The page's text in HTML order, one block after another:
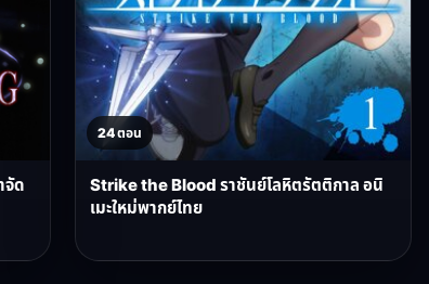
จัด
24 ตอน
Strike the Blood ราชันย์โลหิตรัตติกาล อนิ
เมะใหม่พากย์ไทย